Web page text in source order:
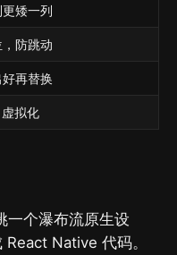
矮一列
防跳动
再替换
拟化
一个瀑布流原生设
Native 代码。